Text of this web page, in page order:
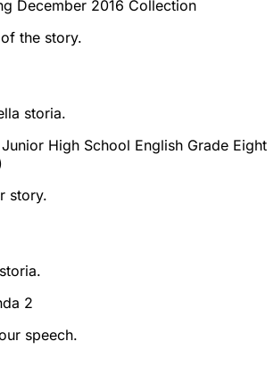
December 2016 Collection
the story.
storia.
High School English Grade Eight
story.
2
speech.